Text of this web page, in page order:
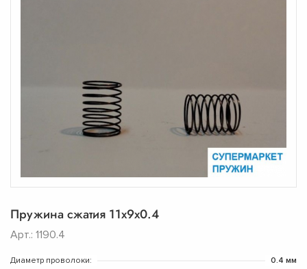
Пружина сжатия 11х9х0.4
Арт.: 1190.4
Диаметр проволоки:
0.4 мм